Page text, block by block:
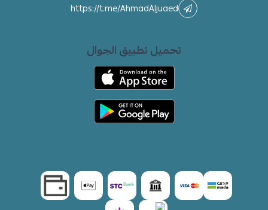
https://t.me/AhmadAljuaed
تحميل تطبيق الجوال